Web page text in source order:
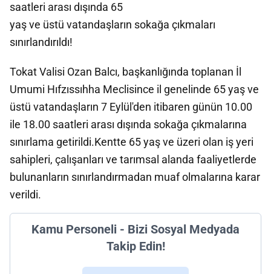
saatleri arası dışında 65
yaş ve üstü vatandaşların sokağa çıkmaları
sınırlandırıldı!
Tokat Valisi Ozan Balcı, başkanlığında toplanan İl
Umumi Hıfzıssıhha Meclisince il genelinde 65 yaş ve
üstü vatandaşların 7 Eylül'den itibaren günün 10.00
ile 18.00 saatleri arası dışında sokağa çıkmalarına
sınırlama getirildi.Kentte 65 yaş ve üzeri olan iş yeri
sahipleri, çalışanları ve tarımsal alanda faaliyetlerde
bulunanların sınırlandırmadan muaf olmalarına karar
verildi.
Kamu Personeli - Bizi Sosyal Medyada
Takip Edin!